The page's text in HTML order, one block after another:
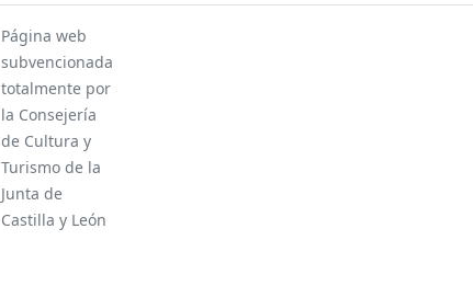
Página web
subvencionada
totalmente por
la Consejería
de Cultura y
Turismo de la
Junta de
Castilla y León